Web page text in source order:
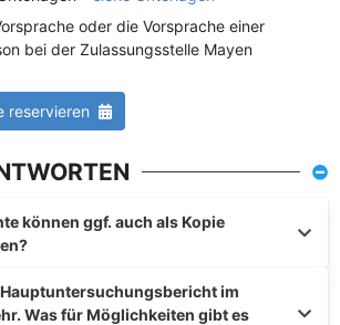
oder die Vorsprache einer
bei der Zulassungsstelle Mayen
reservieren
können ggf. auch als Kopie
im
Was für Möglichkeiten gibt es